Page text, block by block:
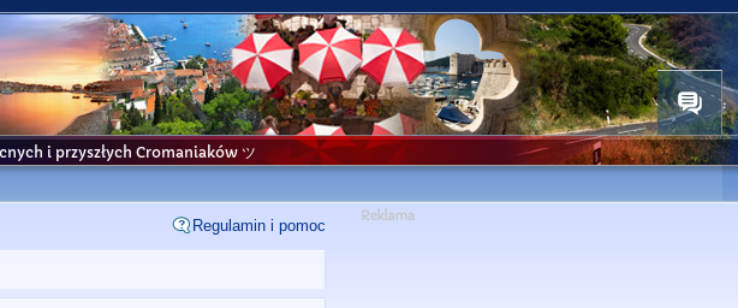
i przyszłych Cromaniaków ツ
Regulamin i pomoc